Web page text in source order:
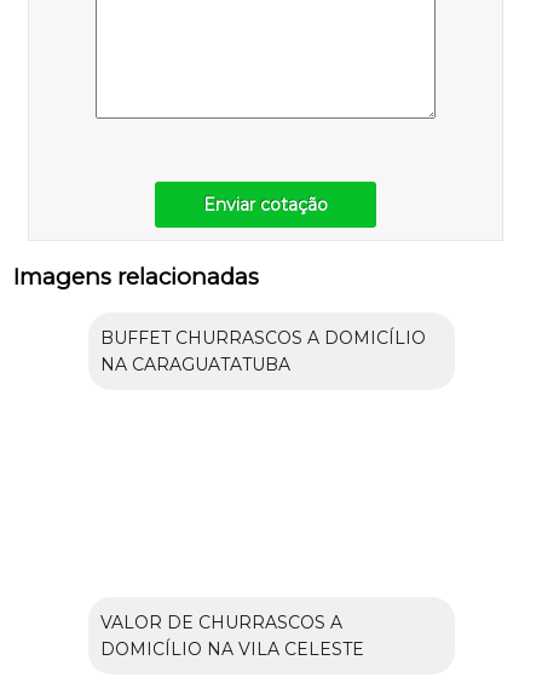
Enviar cotação
Imagens relacionadas
BUFFET CHURRASCOS A DOMICÍLIO
NA CARAGUATATUBA
VALOR DE CHURRASCOS A
DOMICÍLIO NA VILA CELESTE